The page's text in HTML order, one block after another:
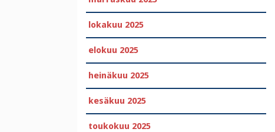
lokakuu 2025
elokuu 2025
heinäkuu 2025
kesäkuu 2025
toukokuu 2025